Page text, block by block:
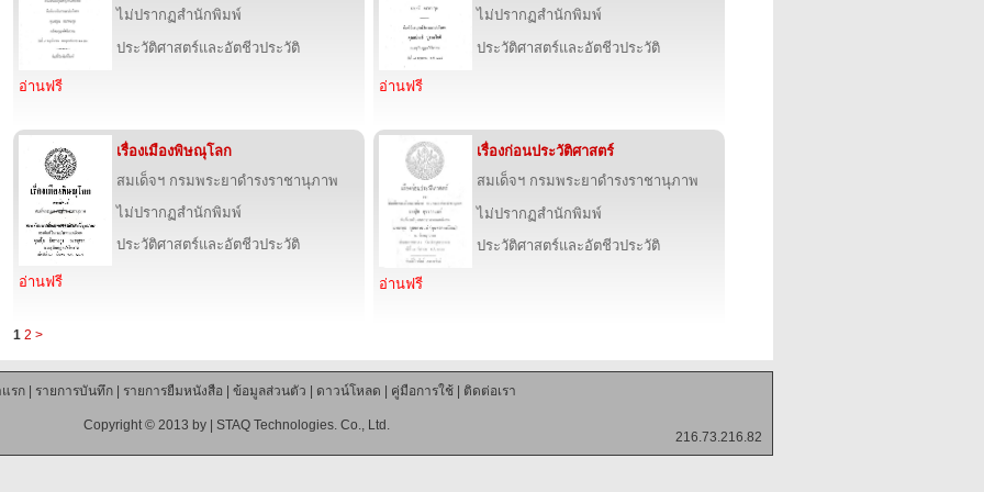
ไม่ปรากฏสำนักพิมพ์
ประวัติศาสตร์และอัตชีวประวัติ
อ่านฟรี
ไม่ปรากฏสำนักพิมพ์
ประวัติศาสตร์และอัตชีวประวัติ
อ่านฟรี
เรื่องเมืองพิษณุโลก
สมเด็จฯ กรมพระยาดำรงราชานุภาพ
ไม่ปรากฏสำนักพิมพ์
ประวัติศาสตร์และอัตชีวประวัติ
อ่านฟรี
เรื่องก่อนประวัติศาสตร์
สมเด็จฯ กรมพระยาดำรงราชานุภาพ
ไม่ปรากฏสำนักพิมพ์
ประวัติศาสตร์และอัตชีวประวัติ
อ่านฟรี
1 2 >
รก| รายการบันทึก| รายการยืมหนังสือ ข้อมูลส่วนตัว ดาวน์โหลด คู่มือการใช้| ติดต่อเรา
Copyright © 2013 by | STAQ Technologies. Co., Ltd.
216.73.216.82